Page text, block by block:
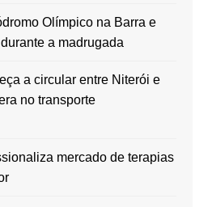
Olímpico na Barra e
a madrugada
a circular entre Niterói e
no transporte
mercado de terapias